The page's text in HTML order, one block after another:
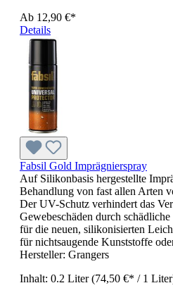
Ab 12,90 €*
Details
Fabsil Gold Imprägnierspray
Auf Silikonbasis hergestellte
Behandlung von fast allen Arten
Der UV-Schutz verhindert das
Gewebeschäden durch
für die neuen, silikonisierten
für nichtsaugende Kunststoffe
Hersteller: Grangers
Inhalt: 0.2 Liter(74,50 €* / 1